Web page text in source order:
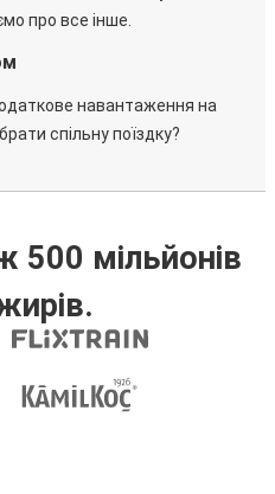
про все інше.
навантаження на
спільну поїздку?
500 мільйонів